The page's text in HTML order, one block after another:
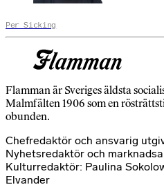
Per Sicking
Flamman är Sveriges äldsta
Malmfälten 1906 som en
obunden.
Chefredaktör och ansvarig
Nyhetsredaktör och
Kulturredaktör: Paulina
Elvander